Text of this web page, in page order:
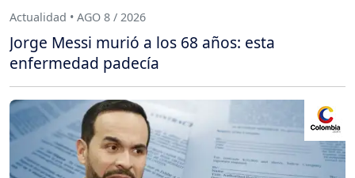
Actualidad • AGO 8 / 2026
Jorge Messi murió a los 68 años: esta
enfermedad padecía